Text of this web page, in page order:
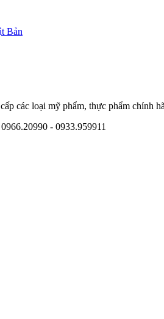
Bản
các loại mỹ phẩm, thực phẩm chính
- 0933.959911